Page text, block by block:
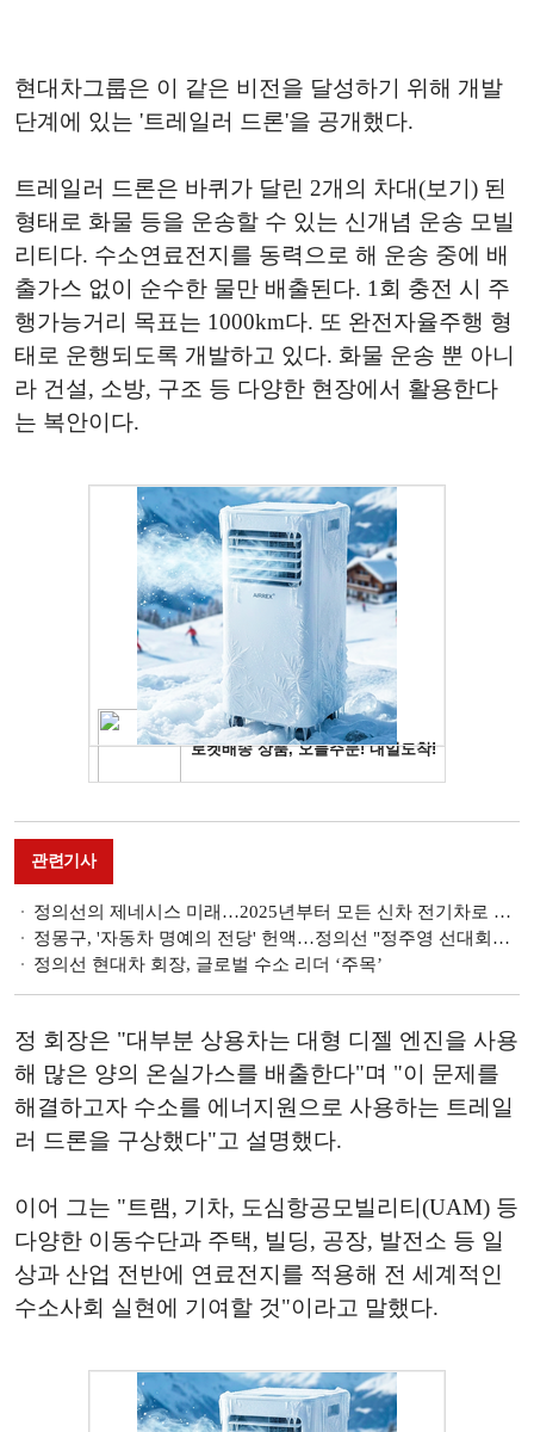
현대차그룹은 이 같은 비전을 달성하기 위해 개발
단계에 있는 '트레일러 드론'을 공개했다.
트레일러 드론은 바퀴가 달린 2개의 차대(보기) 된
형태로 화물 등을 운송할 수 있는 신개념 운송 모빌
리티다. 수소연료전지를 동력으로 해 운송 중에 배
출가스 없이 순수한 물만 배출된다. 1회 충전 시 주
행가능거리 목표는 1000km다. 또 완전자율주행 형
태로 운행되도록 개발하고 있다. 화물 운송 뿐 아니
라 건설, 소방, 구조 등 다양한 현장에서 활용한다
는 복안이다.
관련기사
정의선의 제네시스 미래…2025년부터 모든 신차 전기차로 출시
정몽구, '자동차 명예의 전당' 헌액…정의선 "정주영 선대회장 꿈이 결실로"
정의선 현대차 회장, 글로벌 수소 리더 ‘주목’
정 회장은 "대부분 상용차는 대형 디젤 엔진을 사용
해 많은 양의 온실가스를 배출한다"며 "이 문제를
해결하고자 수소를 에너지원으로 사용하는 트레일
러 드론을 구상했다"고 설명했다.
이어 그는 "트램, 기차, 도심항공모빌리티(UAM) 등
다양한 이동수단과 주택, 빌딩, 공장, 발전소 등 일
상과 산업 전반에 연료전지를 적용해 전 세계적인
수소사회 실현에 기여할 것"이라고 말했다.